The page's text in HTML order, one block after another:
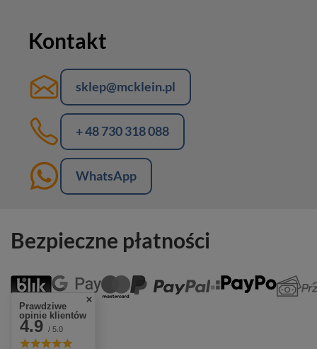
Kontakt
sklep@mcklein.pl
+ 48 730 318 088
WhatsApp
Bezpieczne płatności
Prawdziwe
opinie klientów
4.9 / 5.0